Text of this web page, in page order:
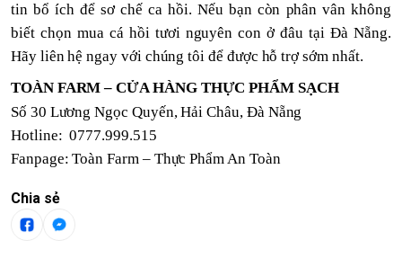
tin bổ ích để sơ chế ca hồi. Nếu bạn còn phân vân không
biết chọn mua cá hồi tươi nguyên con ở đâu tại Đà Nẵng.
Hãy liên hệ ngay với chúng tôi để được hỗ trợ sớm nhất.
TOÀN FARM – CỬA HÀNG THỰC PHẨM SẠCH
Số 30 Lương Ngọc Quyến, Hải Châu, Đà Nẵng
Hotline: 0777.999.515
Fanpage:Toàn Farm – Thực Phẩm An Toàn
Chia sẻ